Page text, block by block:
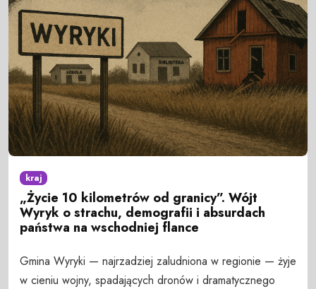
kraj
„Życie 10 kilometrów od granicy”. Wójt
Wyryk o strachu, demografii i absurdach
państwa na wschodniej flance
Gmina Wyryki — najrzadziej zaludniona w regionie — żyje
w cieniu wojny, spadających dronów i dramatycznego